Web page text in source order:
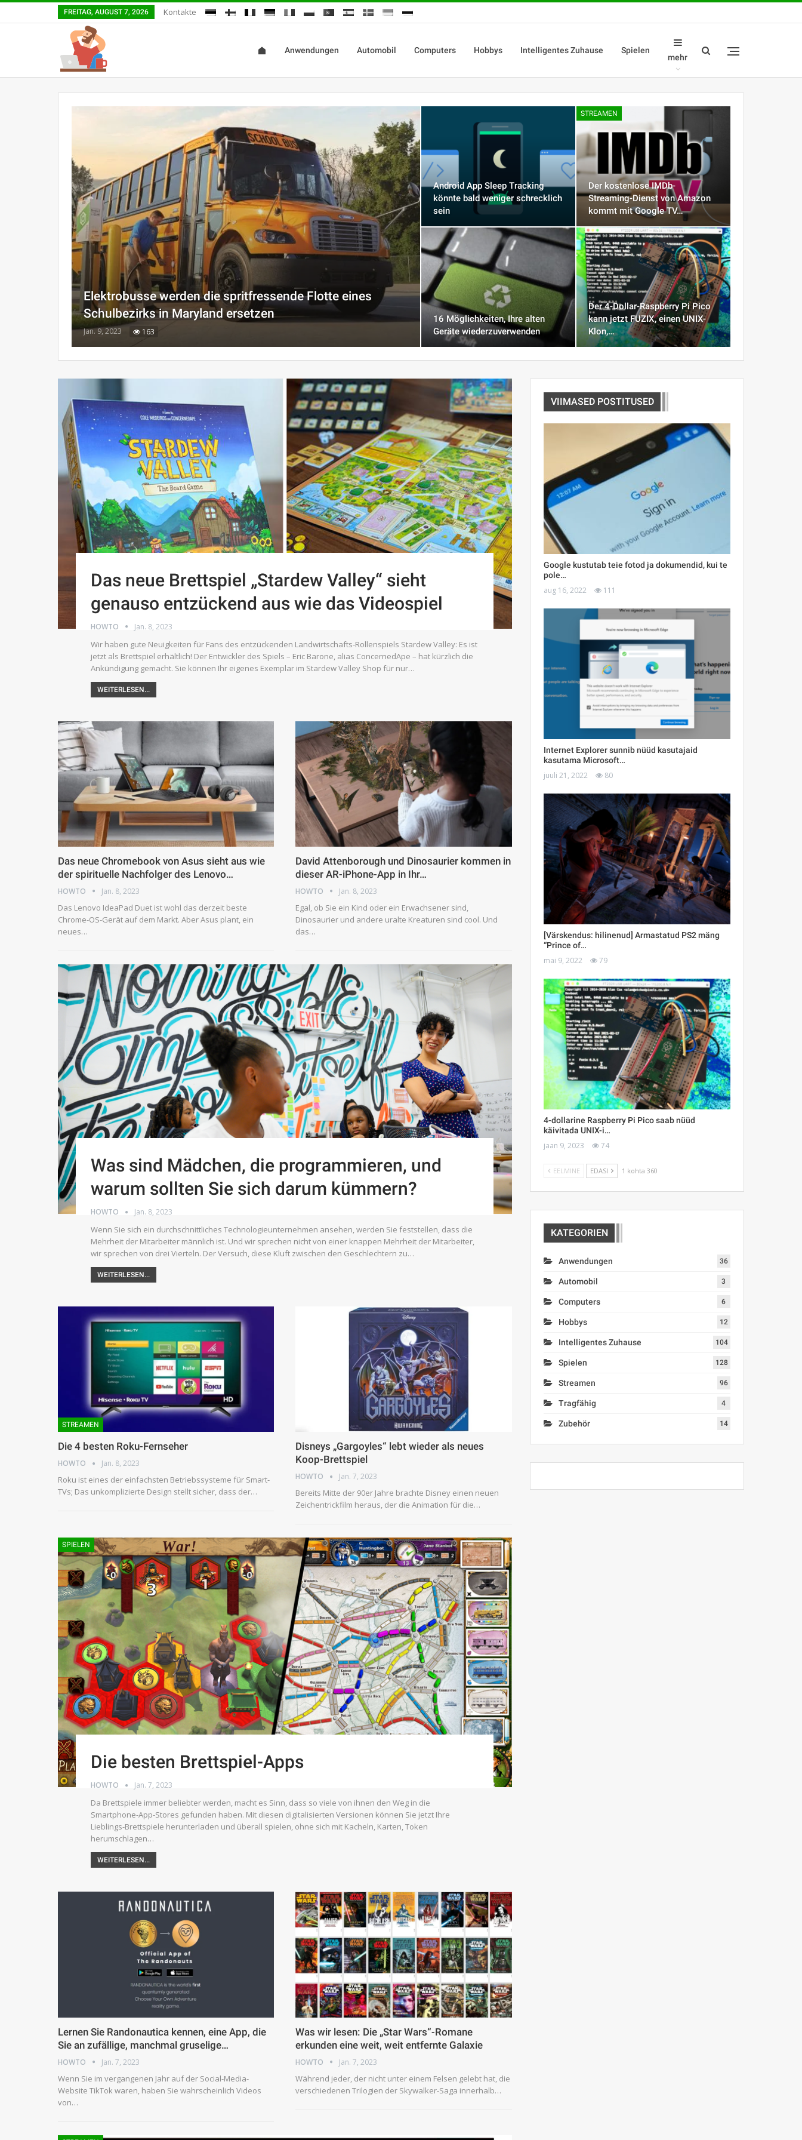
FREITAG, AUGUST 7, 2026 Kontakte
Anwendungen Automobil Computers Hobbys Intelligentes Zuhause Spielen
mehr
Elektrobusse werden die spritfressende Flotte eines
Schulbezirks in Maryland ersetzen
Jan. 9, 2023 163
Android App Sleep Tracking
könnte bald weniger schrecklich
sein
STREAMEN
Der kostenlose IMDb-
Streaming-Dienst von Amazon
kommt mit Google TV…
16 Möglichkeiten, Ihre alten
Geräte wiederzuverwenden
Der 4-Dollar-Raspberry Pi Pico
kann jetzt FUZIX, einen UNIX-
Klon,…
Das neue Brettspiel „Stardew Valley“ sieht
genauso entzückend aus wie das Videospiel
HOWTO Jan. 8, 2023
Wir haben gute Neuigkeiten für Fans des entzückenden Landwirtschafts-Rollenspiels Stardew Valley: Es ist
jetzt als Brettspiel erhältlich! Der Entwickler des Spiels – Eric Barone, alias ConcernedApe – hat kürzlich die
Ankündigung gemacht. Sie können Ihr eigenes Exemplar im Stardew Valley Shop für nur…
WEITERLESEN...
Das neue Chromebook von Asus sieht aus wie
der spirituelle Nachfolger des Lenovo…
HOWTO Jan. 8, 2023
Das Lenovo IdeaPad Duet ist wohl das derzeit beste
Chrome-OS-Gerät auf dem Markt. Aber Asus plant, ein
neues…
David Attenborough und Dinosaurier kommen in
dieser AR-iPhone-App in Ihr…
HOWTO Jan. 8, 2023
Egal, ob Sie ein Kind oder ein Erwachsener sind,
Dinosaurier und andere uralte Kreaturen sind cool. Und
das…
Was sind Mädchen, die programmieren, und
warum sollten Sie sich darum kümmern?
HOWTO Jan. 8, 2023
Wenn Sie sich ein durchschnittliches Technologieunternehmen ansehen, werden Sie feststellen, dass die
Mehrheit der Mitarbeiter männlich ist. Und wir sprechen nicht von einer knappen Mehrheit der Mitarbeiter,
wir sprechen von drei Vierteln. Der Versuch, diese Kluft zwischen den Geschlechtern zu…
WEITERLESEN...
STREAMEN
Die 4 besten Roku-Fernseher
HOWTO Jan. 8, 2023
Roku ist eines der einfachsten Betriebssysteme für Smart-
TVs; Das unkomplizierte Design stellt sicher, dass der…
Disneys „Gargoyles“ lebt wieder als neues
Koop-Brettspiel
HOWTO Jan. 7, 2023
Bereits Mitte der 90er Jahre brachte Disney einen neuen
Zeichentrickfilm heraus, der die Animation für die…
SPIELEN
Die besten Brettspiel-Apps
HOWTO Jan. 7, 2023
Da Brettspiele immer beliebter werden, macht es Sinn, dass so viele von ihnen den Weg in die
Smartphone-App-Stores gefunden haben. Mit diesen digitalisierten Versionen können Sie jetzt Ihre
Lieblings-Brettspiele herunterladen und überall spielen, ohne sich mit Kacheln, Karten, Token
herumschlagen…
WEITERLESEN...
Lernen Sie Randonautica kennen, eine App, die
Sie an zufällige, manchmal gruselige…
HOWTO Jan. 7, 2023
Wenn Sie im vergangenen Jahr auf der Social-Media-
Website TikTok waren, haben Sie wahrscheinlich Videos
von…
Was wir lesen: Die „Star Wars“-Romane
erkunden eine weit, weit entfernte Galaxie
HOWTO Jan. 7, 2023
Während jeder, der nicht unter einem Felsen gelebt hat, die
verschiedenen Trilogien der Skywalker-Saga innerhalb…
VIIMASED POSTITUSED
Google kustutab teie fotod ja dokumendid, kui te
pole…
aug 16, 2022 111
Internet Explorer sunnib nüüd kasutajaid
kasutama Microsoft…
juuli 21, 2022 80
[Värskendus: hilinenud] Armastatud PS2 mäng
“Prince of…
mai 9, 2022 79
4-dollarine Raspberry Pi Pico saab nüüd
käivitada UNIX-i…
jaan 9, 2023 74
EELMINE EDASI 1 kohta 360
KATEGORIEN
Anwendungen 36
Automobil 3
Computers 6
Hobbys 12
Intelligentes Zuhause 104
Spielen 128
Streamen 96
Tragfähig 4
Zubehör 14